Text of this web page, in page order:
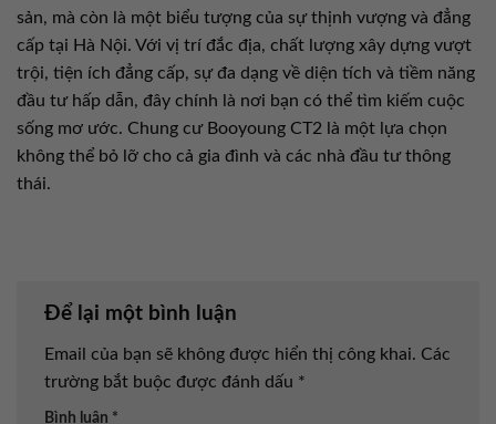
sản, mà còn là một biểu tượng của sự thịnh vượng và đẳng
cấp tại Hà Nội. Với vị trí đắc địa, chất lượng xây dựng vượt
trội, tiện ích đẳng cấp, sự đa dạng về diện tích và tiềm năng
đầu tư hấp dẫn, đây chính là nơi bạn có thể tìm kiếm cuộc
sống mơ ước. Chung cư Booyoung CT2 là một lựa chọn
không thể bỏ lỡ cho cả gia đình và các nhà đầu tư thông
thái.
Để lại một bình luận
Email của bạn sẽ không được hiển thị công khai. Các
trường bắt buộc được đánh dấu *
Bình luận *